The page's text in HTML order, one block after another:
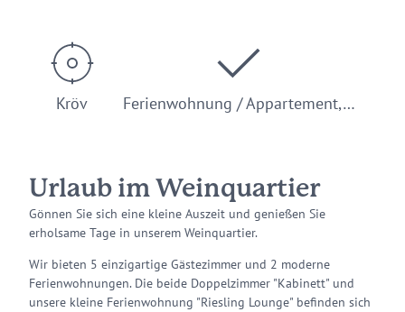
Kröv Ferienwohnung / Appartement,…
Urlaub im Weinquartier
Gönnen Sie sich eine kleine Auszeit und genießen Sie
erholsame Tage in unserem Weinquartier.
Wir bieten 5 einzigartige Gästezimmer und 2 moderne
Ferienwohnungen. Die beide Doppelzimmer "Kabinett" und
unsere kleine Ferienwohnung "Riesling Lounge" befinden sich